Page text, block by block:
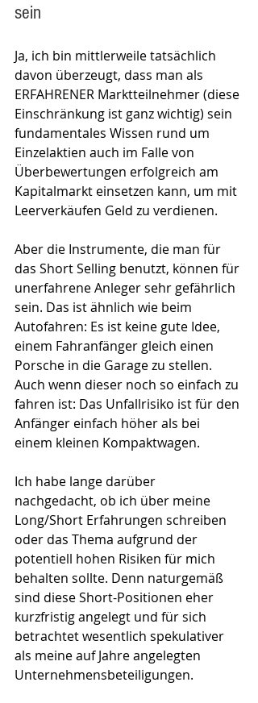
sein
Ja, ich bin mittlerweile tatsächlich
davon überzeugt, dass man als
ERFAHRENER Marktteilnehmer (diese
Einschränkung ist ganz wichtig) sein
fundamentales Wissen rund um
Einzelaktien auch im Falle von
Überbewertungen erfolgreich am
Kapitalmarkt einsetzen kann, um mit
Leerverkäufen Geld zu verdienen.
Aber die Instrumente, die man für
das Short Selling benutzt, können für
unerfahrene Anleger sehr gefährlich
sein. Das ist ähnlich wie beim
Autofahren: Es ist keine gute Idee,
einem Fahranfänger gleich einen
Porsche in die Garage zu stellen.
Auch wenn dieser noch so einfach zu
fahren ist: Das Unfallrisiko ist für den
Anfänger einfach höher als bei
einem kleinen Kompaktwagen.
Ich habe lange darüber
nachgedacht, ob ich über meine
Long/Short Erfahrungen schreiben
oder das Thema aufgrund der
potentiell hohen Risiken für mich
behalten sollte. Denn naturgemäß
sind diese Short-Positionen eher
kurzfristig angelegt und für sich
betrachtet wesentlich spekulativer
als meine auf Jahre angelegten
Unternehmensbeteiligungen.